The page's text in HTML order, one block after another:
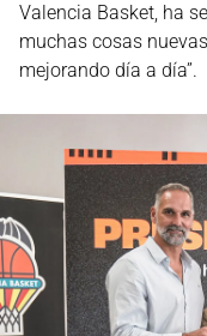
Valencia Basket, ha
muchas cosas
mejorando día a día”.